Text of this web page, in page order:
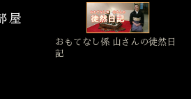
おもてなし係 山さんの徒然日
記